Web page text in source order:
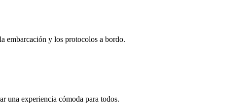
embarcación y los protocolos a bordo.
una experiencia cómoda para todos.